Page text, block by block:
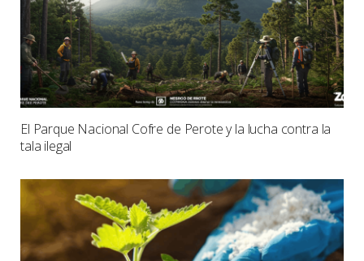
El Parque Nacional Cofre de Perote y la lucha contra la
tala ilegal